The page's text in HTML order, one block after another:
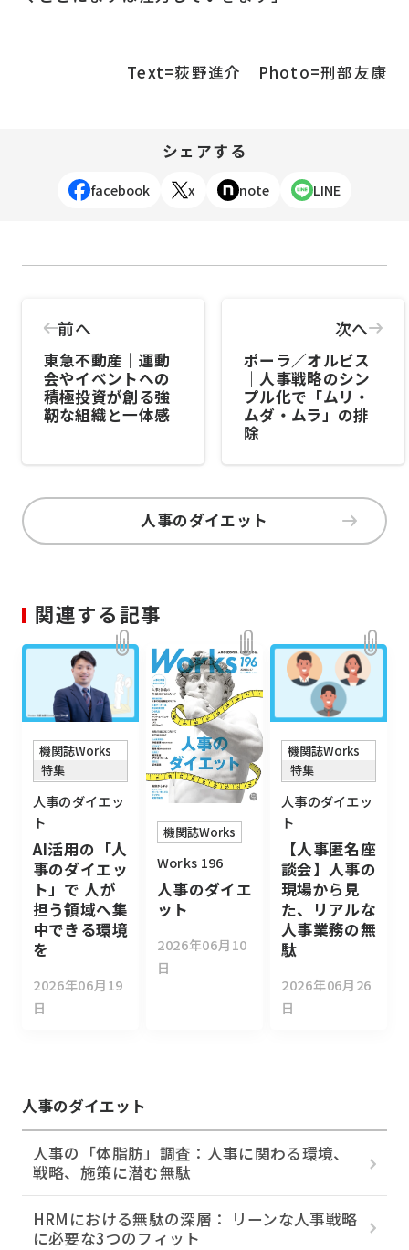
Text=荻野進介 Photo=刑部友康
シェアする
facebook x note LINE
前へ
東急不動産｜運動
会やイベントへの
積極投資が創る強
靭な組織と一体感
次へ
ポーラ／オルビス
｜人事戦略のシン
プル化で「ムリ・
ムダ・ムラ」の排
除
人事のダイエット
関連する記事
機関誌Works
特集
人事のダイエッ
ト
AI活用の「人
事のダイエッ
ト」で 人が
担う領域へ集
中できる環境
を
2026年06月19
日
機関誌Works
Works 196
人事のダイエ
ット
2026年06月10
日
機関誌Works
特集
人事のダイエッ
ト
【人事匿名座
談会】人事の
現場から見
た、リアルな
人事業務の無
駄
2026年06月26
日
人事のダイエット
人事の「体脂肪」調査：人事に関わる環境、
戦略、施策に潜む無駄
HRMにおける無駄の深層： リーンな人事戦略
に必要な3つのフィット